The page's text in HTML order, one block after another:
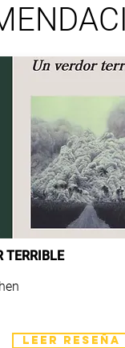
TERRIBLE
LEER RESEÑA